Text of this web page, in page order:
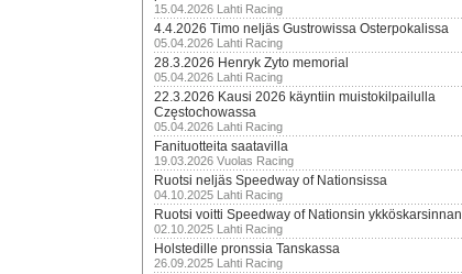
15.04.2026 Lahti Racing
4.4.2026 Timo neljäs Gustrowissa Osterpokalissa
05.04.2026 Lahti Racing
28.3.2026 Henryk Zyto memorial
05.04.2026 Lahti Racing
22.3.2026 Kausi 2026 käyntiin muistokilpailulla
Częstochowassa
05.04.2026 Lahti Racing
Fanituotteita saatavilla
19.03.2026 Vuolas Racing
Ruotsi neljäs Speedway of Nationsissa
04.10.2025 Lahti Racing
Ruotsi voitti Speedway of Nationsin ykköskarsinnan
02.10.2025 Lahti Racing
Holstedille pronssia Tanskassa
26.09.2025 Lahti Racing